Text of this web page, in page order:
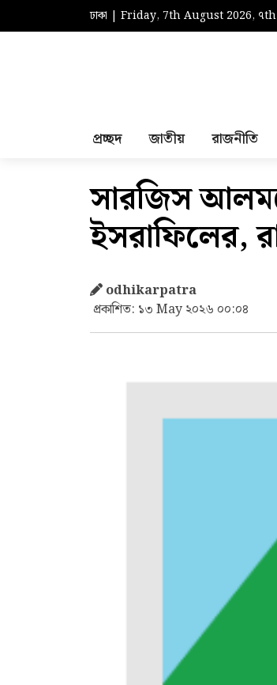
ঢাকা | Friday, 7th August 2026,
প্রচ্ছদ জাতীয় রাজনীতি
সারজিস
ইসরাফিলের,
odhikarpatra
প্রকাশিত: ১৩ May ২০২৬ ০০:০৪